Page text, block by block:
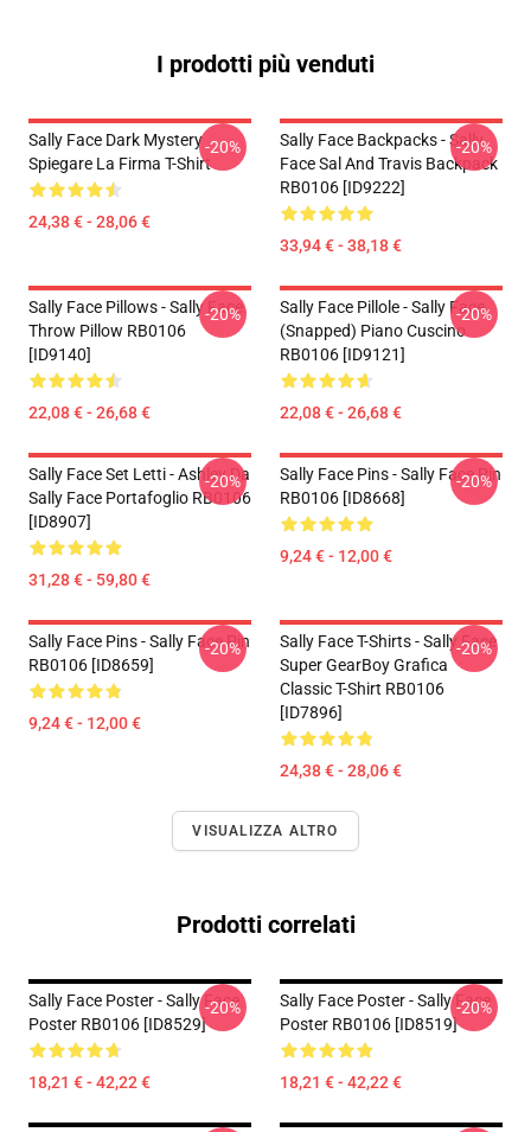
I prodotti più venduti
Sally Face Dark Mystery
Spiegare La Firma T-Shirt
24,38 € - 28,06 €
-20%
Sally Face Backpacks - Sally
Face Sal And Travis Backpack
RB0106 [ID9222]
33,94 € - 38,18 €
-20%
Sally Face Pillows - Sally Face.
Throw Pillow RB0106
[ID9140]
22,08 € - 26,68 €
-20%
Sally Face Pillole - Sally Face
(Snapped) Piano Cuscino
RB0106 [ID9121]
22,08 € - 26,68 €
-20%
Sally Face Set Letti - Ashley Da
Sally Face Portafoglio RB0106
[ID8907]
31,28 € - 59,80 €
-20%
Sally Face Pins - Sally Face Pin
RB0106 [ID8668]
9,24 € - 12,00 €
-20%
Sally Face Pins - Sally Face Pin
RB0106 [ID8659]
9,24 € - 12,00 €
-20%
Sally Face T-Shirts - Sally Face
Super GearBoy Grafica
Classic T-Shirt RB0106
[ID7896]
24,38 € - 28,06 €
-20%
VISUALIZZA ALTRO
Prodotti correlati
Sally Face Poster - Sally Face
Poster RB0106 [ID8529]
18,21 € - 42,22 €
-20%
Sally Face Poster - Sally Face
Poster RB0106 [ID8519]
18,21 € - 42,22 €
-20%